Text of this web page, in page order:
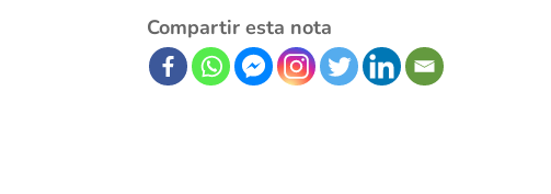
Compartir esta nota